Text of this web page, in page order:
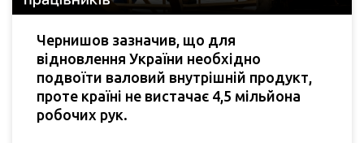
Чернишов зазначив, що для
відновлення України необхідно
подвоїти валовий внутрішній продукт,
проте країні не вистачає 4,5 мільйона
робочих рук.